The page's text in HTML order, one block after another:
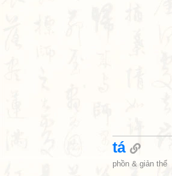
tá
phồn & giản thể